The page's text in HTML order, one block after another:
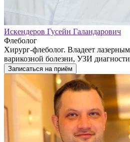
Искендеров Гусейн Галандарович
Флеболог
Хирург-флеболог. Владеет
варикозной болезни, УЗИ
Записаться на приём